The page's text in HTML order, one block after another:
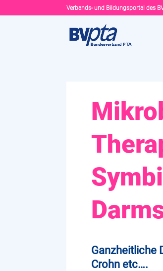
Verbands- und Bildungsportal des
Ganzheitliche
Crohn etc….